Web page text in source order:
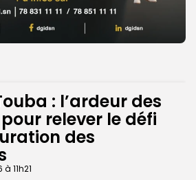
: l’ardeur des
relever le défi
des
11h21